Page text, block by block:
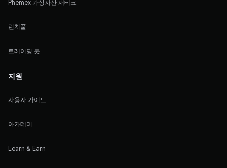
Phemex 가상자산 재테크
런치풀
트레이딩 봇
지원
사용자 가이드
아카데미
Learn & Earn